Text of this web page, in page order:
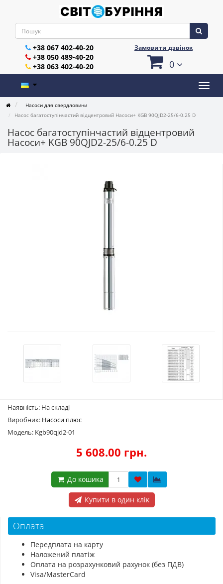
+38 067 402-40-20
+38 050 489-40-20
+38 063 402-40-20
Замовити дзвінок
0
Насоси для свердловини
Насос багатоступінчастий відцентровий Насоси+ KGB 90QJD2-25/6-0.25 D
Насос багатоступінчастий відцентровий
Насоси+ KGB 90QJD2-25/6-0.25 D
Наявність: На складі
Виробник: Насоси плюс
Модель: Kgb90qjd2-01
5 608.00 грн.
До кошика
Купити в один клік
Оплата
Передплата на карту
Наложений платіж
Оплата на розрахунковий рахунок (без ПДВ)
Visa/MasterCard